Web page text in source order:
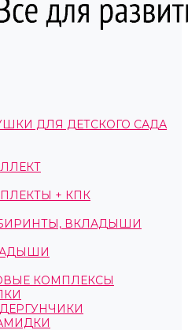
ДЛЯ ДЕТСКОГО САДА
+ КПК
ВКЛАДЫШИ
КОМПЛЕКСЫ